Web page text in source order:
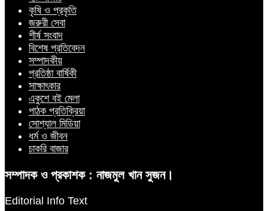
কৃষি ও প্রকৃতি
জরুরী সেবা
শীর্ষ সংবাদ
বিশেষ প্রতিবেদন
সম্পাদকীয়
প্রতিষ্ঠা বার্ষিকী
সাক্ষাৎকার
একুশে বই মেলা
পাঠক প্রতিক্রিয়া
সোশ্যাল মিডিয়া
ধর্ম ও জীবন
চাকরি বাজার
সম্পাদক ও প্রকাশক : নাজমুল খান সুজন।
Editorial Info Text